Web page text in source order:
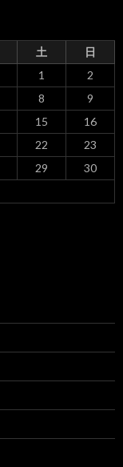
土
日
1
2
8
9
15
16
22
23
29
30